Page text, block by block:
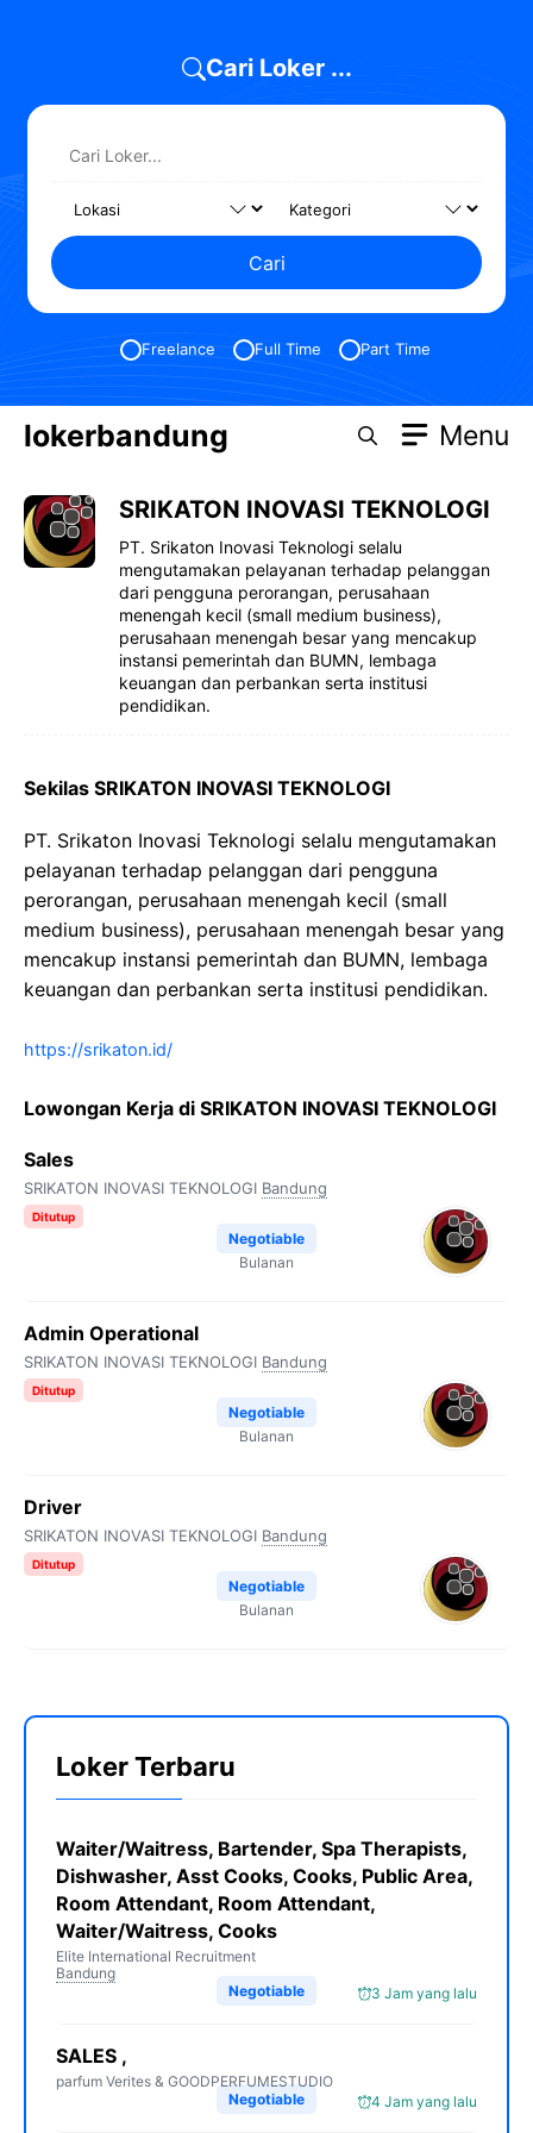
Cari Loker ...
Cari
Freelance Full Time Part Time
lokerbandung Menu
SRIKATON INOVASI TEKNOLOGI
PT. Srikaton Inovasi Teknologi selalu
mengutamakan pelayanan terhadap pelanggan
dari pengguna perorangan, perusahaan
menengah kecil (small medium business),
perusahaan menengah besar yang mencakup
instansi pemerintah dan BUMN, lembaga
keuangan dan perbankan serta institusi
pendidikan.
Sekilas SRIKATON INOVASI TEKNOLOGI
PT. Srikaton Inovasi Teknologi selalu mengutamakan
pelayanan terhadap pelanggan dari pengguna
perorangan, perusahaan menengah kecil (small
medium business), perusahaan menengah besar yang
mencakup instansi pemerintah dan BUMN, lembaga
keuangan dan perbankan serta institusi pendidikan.
https://srikaton.id/
Lowongan Kerja di SRIKATON INOVASI TEKNOLOGI
Sales
SRIKATON INOVASI TEKNOLOGI Bandung
Ditutup
Negotiable
Bulanan
Admin Operational
SRIKATON INOVASI TEKNOLOGI Bandung
Ditutup
Negotiable
Bulanan
Driver
SRIKATON INOVASI TEKNOLOGI Bandung
Ditutup
Negotiable
Bulanan
Loker Terbaru
Waiter/Waitress, Bartender, Spa Therapists,
Dishwasher, Asst Cooks, Cooks, Public Area,
Room Attendant, Room Attendant,
Waiter/Waitress, Cooks
Elite International Recruitment
Bandung
3 Jam yang lalu
Negotiable
SALES ,
parfum Verites & GOODPERFUMESTUDIO
4 Jam yang lalu
Negotiable